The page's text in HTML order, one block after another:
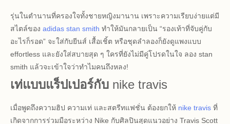
รุ่นในตำนานที่ครองใจทั้งชายหญิงมานาน เพราะความเรียบง่ายแต่มี
สไตล์ของ adidas stan smith ทำให้มันกลายเป็น “รองเท้าที่จับคู่กับ
อะไรก็รอด” จะใส่กับยีนส์ เสื้อเชิ้ต หรือชุดลำลองก็ยังดูแพงแบบ
effortless และยังใส่สบายสุด ๆ ใครที่ยังไม่มีคู่โปรดในใจ ลอง stan
smith แล้วจะเข้าใจว่าทำไมคนถึงหลง!
เท่แบบแร็ปเปอร์กับ nike travis
เมื่อพูดถึงความฮิป ความเท่ และสตรีทแฟชั่น ต้องยกให้ nike travis ที่
เกิดจากการร่วมมือระหว่าง Nike กับศิลปินสุดแนวอย่าง Travis Scott